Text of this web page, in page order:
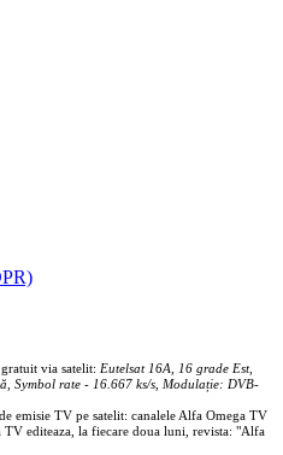
via satelit: Eutelsat 16A, 16 grade Est,
Symbol rate - 16.667 ks/s, Modulație: DVB-
emisie TV pe satelit: canalele Alfa Omega TV
editeaza, la fiecare doua luni, revista: "Alfa